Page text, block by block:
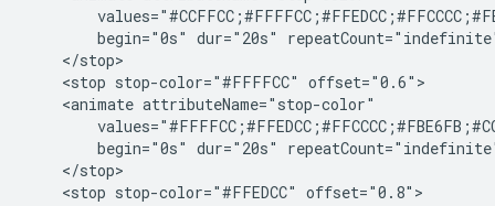
begin="0s" dur="20s"
    </stop>
    <stop stop-color="#FFFFCC" offset="0.6">
    <animate attributeName="stop-color"
begin="0s" dur="20s"
    </stop>
    <stop stop-color="#FFEDCC" offset="0.8">